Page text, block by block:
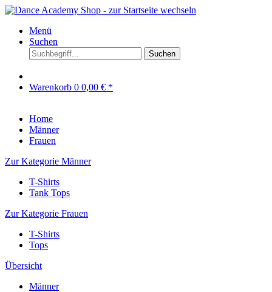
Menü
Suchen
Suchen
Warenkorb 0 0,00 € *
Home
Männer
Frauen
Zur Kategorie Männer
T-Shirts
Tank Tops
Zur Kategorie Frauen
T-Shirts
Tops
Übersicht
Männer